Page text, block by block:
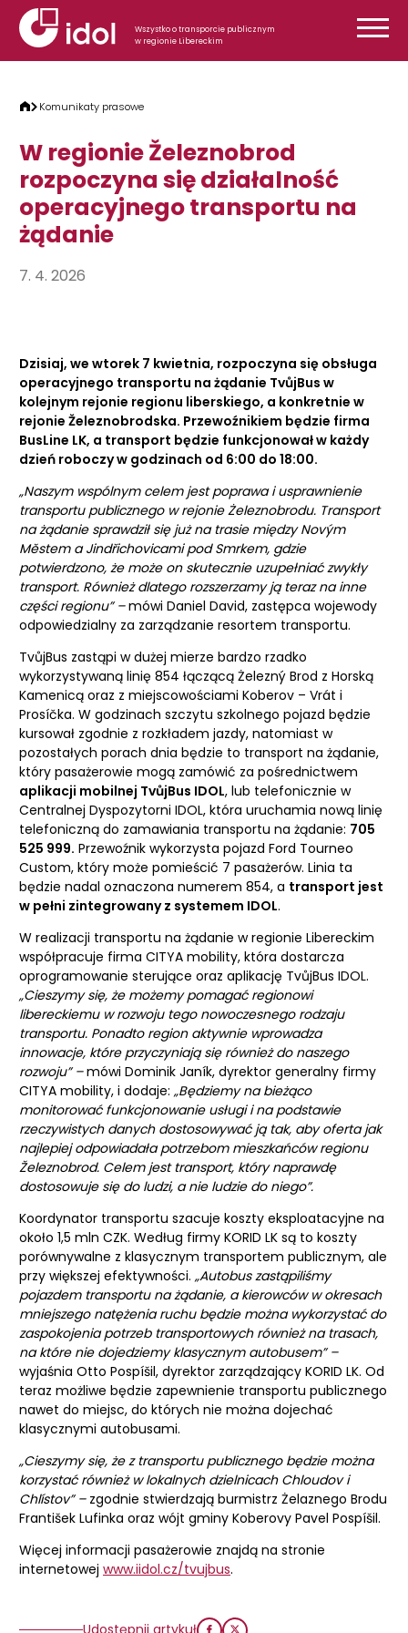
Przejdź do treści
Wszystko o transporcie publicznym
w regionie Libereckim
Komunikaty prasowe
W regionie Železnobrod
rozpoczyna się działalność
operacyjnego transportu na
żądanie
7. 4. 2026
Dzisiaj, we wtorek 7 kwietnia, rozpoczyna się obsługa
operacyjnego transportu na żądanie TvůjBus w
kolejnym rejonie regionu liberskiego, a konkretnie w
rejonie Železnobrodska. Przewoźnikiem będzie firma
BusLine LK, a transport będzie funkcjonował w każdy
dzień roboczy w godzinach od 6:00 do 18:00.
„Naszym wspólnym celem jest poprawa i usprawnienie
transportu publicznego w rejonie Żeleznobrodu. Transport
na żądanie sprawdził się już na trasie między Novým
Městem a Jindřichovicami pod Smrkem, gdzie
potwierdzono, że może on skutecznie uzupełniać zwykły
transport. Również dlatego rozszerzamy ją teraz na inne
części regionu” –mówi Daniel David, zastępca wojewody
odpowiedzialny za zarządzanie resortem transportu.
TvůjBus zastąpi w dużej mierze bardzo rzadko
wykorzystywaną linię 854 łączącą Żelezný Brod z Horską
Kamenicą oraz z miejscowościami Koberov – Vrát i
Prosíčka. W godzinach szczytu szkolnego pojazd będzie
kursował zgodnie z rozkładem jazdy, natomiast w
pozostałych porach dnia będzie to transport na żądanie,
który pasażerowie mogą zamówić za pośrednictwem
aplikacji mobilnej TvůjBus IDOL, lub telefonicznie w
Centralnej Dyspozytorni IDOL, która uruchamia nową linię
telefoniczną do zamawiania transportu na żądanie: 705
525 999. Przewoźnik wykorzysta pojazd Ford Tourneo
Custom, który może pomieścić 7 pasażerów. Linia ta
będzie nadal oznaczona numerem 854, a transport jest
w pełni zintegrowany z systemem IDOL.
W realizacji transportu na żądanie w regionie Libereckim
współpracuje firma CITYA mobility, która dostarcza
oprogramowanie sterujące oraz aplikację TvůjBus IDOL.
„Cieszymy się, że możemy pomagać regionowi
libereckiemu w rozwoju tego nowoczesnego rodzaju
transportu. Ponadto region aktywnie wprowadza
innowacje, które przyczyniają się również do naszego
rozwoju” –mówi Dominik Janík, dyrektor generalny firmy
CITYA mobility, i dodaje: „Będziemy na bieżąco
monitorować funkcjonowanie usługi i na podstawie
rzeczywistych danych dostosowywać ją tak, aby oferta jak
najlepiej odpowiadała potrzebom mieszkańców regionu
Železnobrod. Celem jest transport, który naprawdę
dostosowuje się do ludzi, a nie ludzie do niego”.
Koordynator transportu szacuje koszty eksploatacyjne na
około 1,5 mln CZK. Według firmy KORID LK są to koszty
porównywalne z klasycznym transportem publicznym, ale
przy większej efektywności. „Autobus zastąpiliśmy
pojazdem transportu na żądanie, a kierowców w okresach
mniejszego natężenia ruchu będzie można wykorzystać do
zaspokojenia potrzeb transportowych również na trasach,
na które nie dojedziemy klasycznym autobusem” –
wyjaśnia Otto Pospíšil, dyrektor zarządzający KORID LK. Od
teraz możliwe będzie zapewnienie transportu publicznego
nawet do miejsc, do których nie można dojechać
klasycznymi autobusami.
„Cieszymy się, że z transportu publicznego będzie można
korzystać również w lokalnych dzielnicach Chloudov i
Chlístov” –zgodnie stwierdzają burmistrz Żelaznego Brodu
František Lufinka oraz wójt gminy Koberovy Pavel Pospíšil.
Więcej informacji pasażerowie znajdą na stronie
internetowej www.iidol.cz/tvujbus.